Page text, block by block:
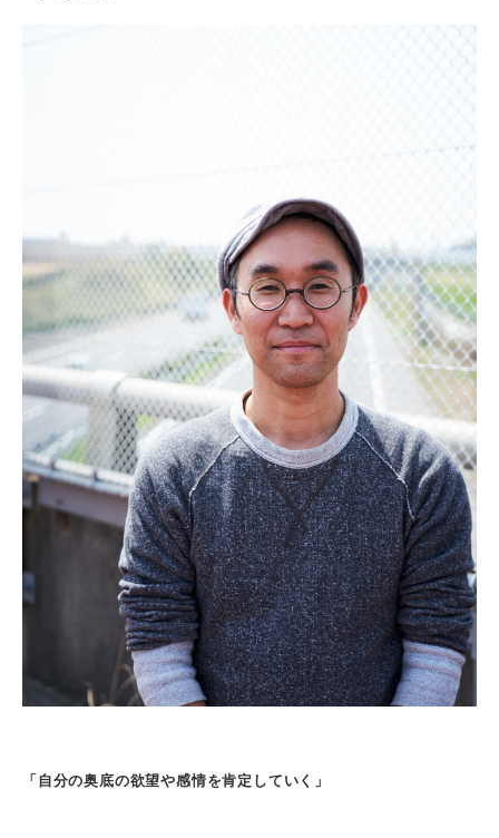
「自分の奥底の欲望や感情を肯定していく」